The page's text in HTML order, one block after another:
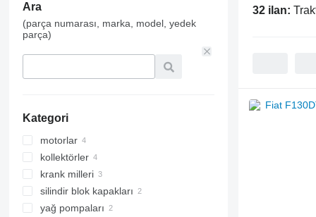
Ara
(parça numarası, marka, model, yedek
parça)
Kategori
motorlar
kollektörler
krank milleri
silindir blok kapakları
yağ pompaları
32 ilan: